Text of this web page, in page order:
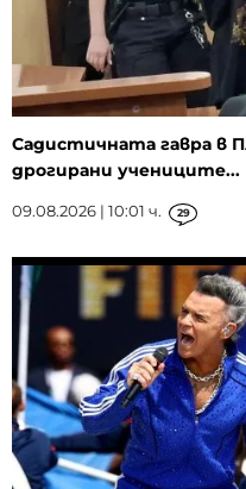
Садистичната гавра в
дрогирани учениците...
09.08.2026 | 10:01 ч. 29